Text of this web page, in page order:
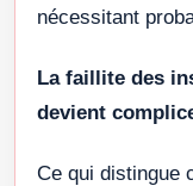
nécessitant
La faillite des
devient
Ce qui distingue